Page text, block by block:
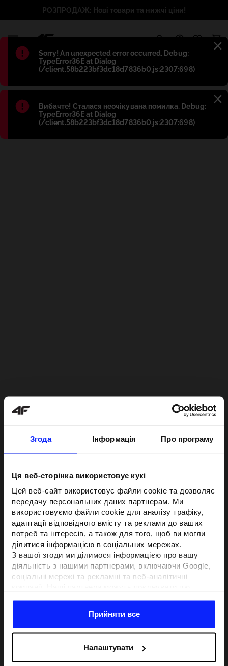
Згода Інформація Про програму
Ця веб-сторінка використовує кукі
Цей веб-сайт використовує файли cookie та дозволяє
передачу персональних даних партнерам. Ми
використовуємо файли cookie для аналізу трафіку,
адаптації відповідного вмісту та реклами до ваших
потреб та інтересів, а також для того, щоб ви могли
ділитися інформацією в соціальних мережах.
З вашої згоди ми ділимося інформацією про вашу
діяльність з нашими партнерами, включаючи Google,
соціальні мережі та рекламні та веб-аналітичні
отримують у результаті використання вами їхніх
послуг.З вашої згоди ми також можемо ділитися
з метою націлювання та покращення відображення
відповідної онлайн-реклами, проведення аналітики,
Прийняти все
Налаштувати
Błąd:
Sorry! An unexpected error occurred. Debug:
TypeError36E at Dialog
(/client.58b223bf3dc18d7836b0.js:2307:698)
Błąd:
Вибачте! Сталася неочікувана помилка. Debug:
TypeError36E at Dialog
(/client.58b223bf3dc18d7836b0.js:2307:698)
РОЗПРОДАЖ: Нові товари та нижчі ціни!